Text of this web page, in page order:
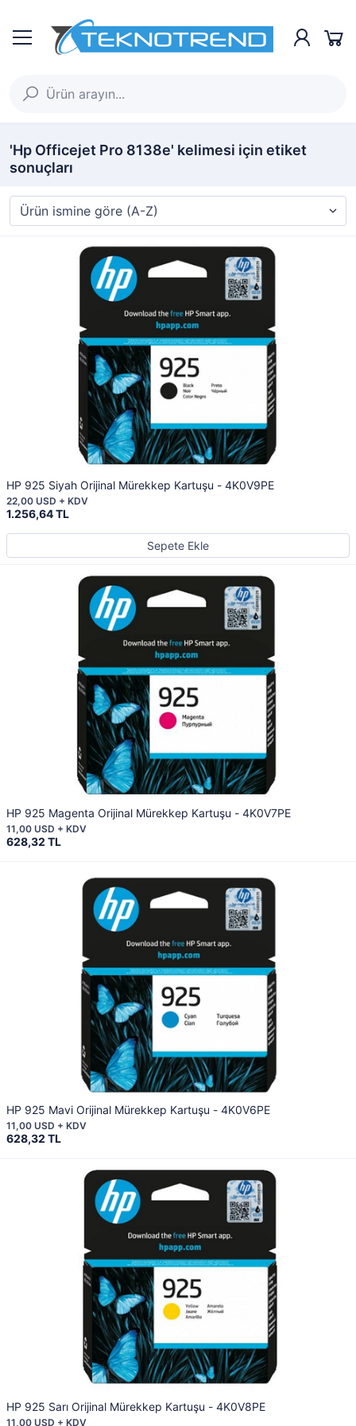
'Hp Officejet Pro 8138e' kelimesi için etiket
sonuçları
HP 925 Siyah Orijinal Mürekkep Kartuşu - 4K0V9PE
1.256,64 TL
22,00 USD + KDV
Sepete Ekle
HP 925 Magenta Orijinal Mürekkep Kartuşu - 4K0V7PE
628,32 TL
11,00 USD + KDV
HP 925 Mavi Orijinal Mürekkep Kartuşu - 4K0V6PE
628,32 TL
11,00 USD + KDV
HP 925 Sarı Orijinal Mürekkep Kartuşu - 4K0V8PE
11,00 USD + KDV